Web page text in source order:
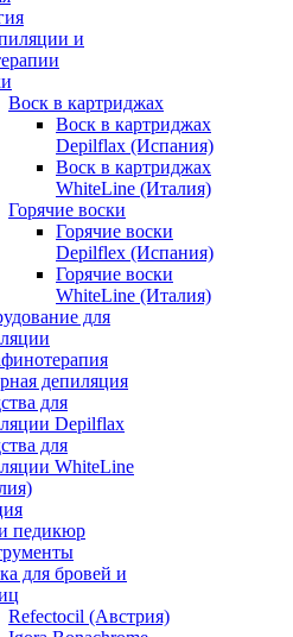
и
Воск в картриджах
Воск в картриджах
Depilflax (Испания)
Воск в картриджах
WhiteLine (Италия)
Горячие воски
Горячие воски
Depilflex (Испания)
Горячие воски
WhiteLine (Италия)
для
депиляция
для
Depilflax
для
WhiteLine
педикюр
для бровей и
Refectocil (Австрия)